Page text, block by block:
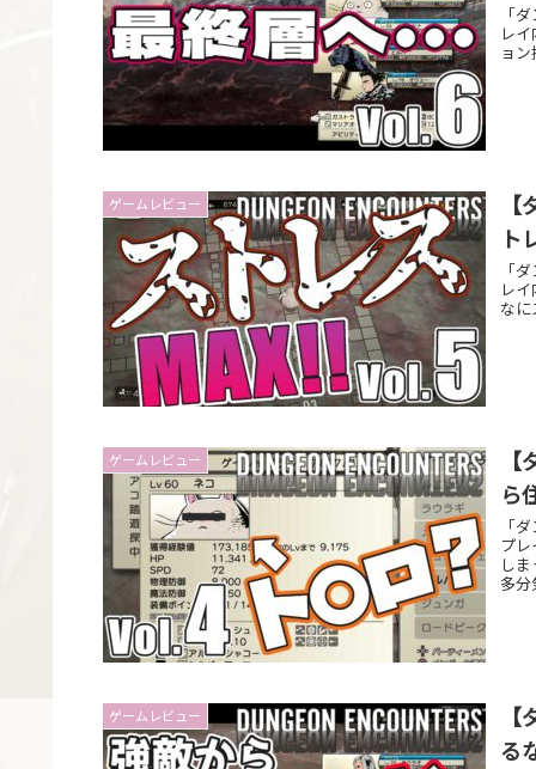
「
レ
ョ
ゲームレビュー
ト
「
レ
な
ゲームレビュー
ら
「
プ
し
多
ゲームレビュー
る